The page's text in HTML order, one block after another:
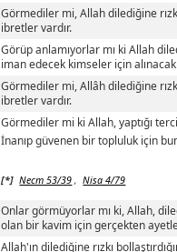
Görmediler mi, Allah dilediğine
ibretler vardır.
Görüp anlamıyorlar mı ki Allah
iman edecek kimseler için
Görmediler mi, Allâh dilediğine
ibretler vardır.
Görmediler mi ki Allah, yaptığı
İnanıp güvenen bir topluluk için
[*] Necm 53/39 , Nisa 4/79
Onlar görmüyorlar mı ki, Allah,
olan bir kavim için gerçekten
Allah'ın dilediğine rızkı